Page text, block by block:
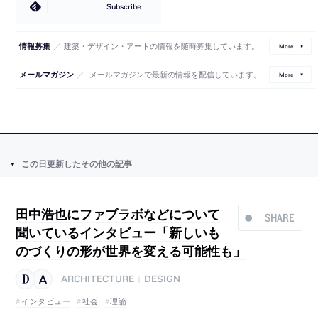
Subscribe
情報募集 ／ 建築・デザイン・アートの情報を随時募集しています。 More
メールマガジン ／ メールマガジンで最新の情報を配信しています。 More
この日更新したその他の記事
SHARE
田中浩也にファブラボなどについて
聞いているインタビュー「新しいも
のづくりの形が世界を変える可能性も」
ARCHITECTURE
DESIGN
インタビュー
社会 理論